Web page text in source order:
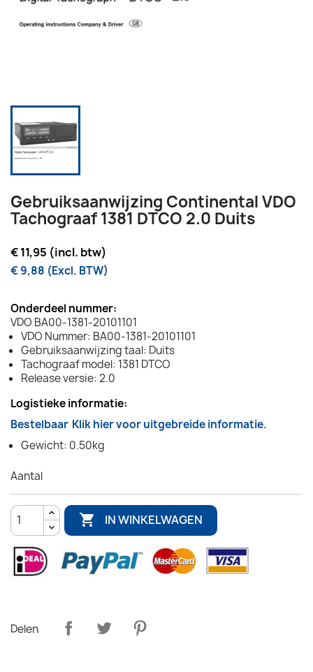
Gebruiksaanwijzing Continental VDO
Tachograaf 1381 DTCO 2.0 Duits
€ 11,95 (incl. btw)
€ 9,88 (Excl. BTW)
Onderdeel nummer:
VDO BA00-1381-20101101
VDO Nummer: BA00-1381-20101101
Gebruiksaanwijzing taal: Duits
Tachograaf model: 1381 DTCO
Release versie: 2.0
Logistieke informatie:
Bestelbaar Klik hier voor uitgebreide informatie.
Gewicht: 0.50kg
Aantal
 IN WINKELWAGEN
Delen